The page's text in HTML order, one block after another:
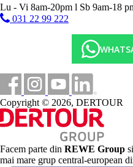
bar pe plaja
sezlonguri, umbrele
Activitati sportive gratuite
programe de
spectacol de seara
muzica live
spectacol de dans
jocuri de biliard
DJ
seri tematice
concursuri
tenis de masa
darts
gimnastica acvatica
Lu - Vi 8am-20pm l Sb 9am-18
031 22 99 222
Copyright © 2026, DERTOUR
Facem parte din REWE Group
mai mare grup central-european